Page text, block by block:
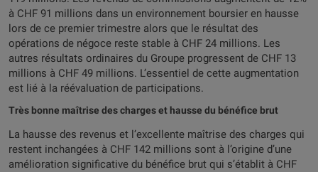
à CHF 91 millions dans un environnement boursier en hausse
lors de ce premier trimestre alors que le résultat des
opérations de négoce reste stable à CHF 24 millions. Les
autres résultats ordinaires du Groupe progressent de CHF 13
millions à CHF 49 millions. L’essentiel de cette augmentation
est lié à la réévaluation de participations.
Très bonne maîtrise des charges et hausse du bénéfice brut
La hausse des revenus et l’excellente maîtrise des charges qui
restent inchangées à CHF 142 millions sont à l’origine d’une
amélioration significative du bénéfice brut qui s’établit à CHF